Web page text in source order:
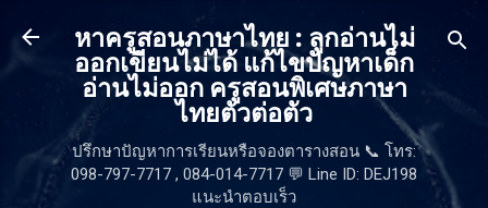
ข้ามไปที่เนื้อหาหลัก
หาครูสอนภาษาไทย : ลูกอ่านไม่
ออกเขียนไม่ได้ แก้ไขปัญหาเด็ก
อ่านไม่ออก ครูสอนพิเศษภาษา
ไทยตัวต่อตัว
ปรึกษาปัญหาการเรียนหรือจองตารางสอน 📞 โทร:
098-797-7717 , 084-014-7717 💬 Line ID: DEJ198
แนะนำตอบเร็ว